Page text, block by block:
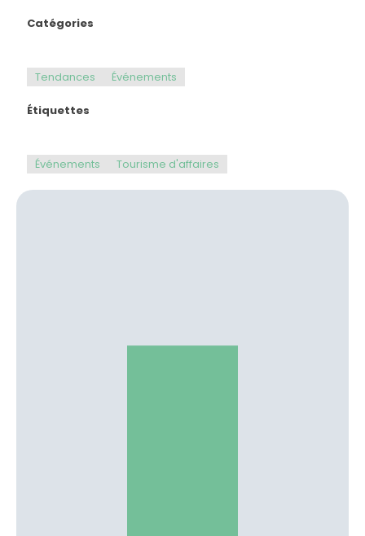
Catégories
Tendances Événements
Étiquettes
Événements Tourisme d'affaires